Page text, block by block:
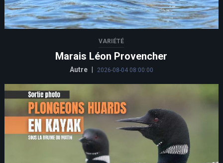
VARIÉTÉ
Marais Léon Provencher
Autre 2026-08-04 08:00:00